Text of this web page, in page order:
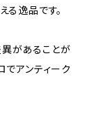
る逸品です。
があることが
でアンティーク